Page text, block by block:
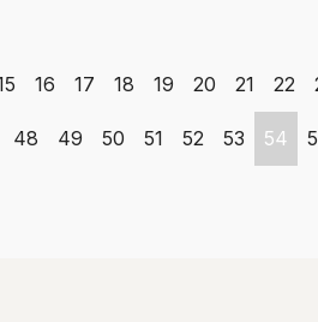
16 17 18 19 20 21 22
48 49 50 51 52 53 54